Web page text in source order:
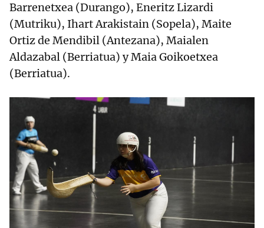
Barrenetxea (Durango), Eneritz Lizardi
(Mutriku), Ihart Arakistain (Sopela), Maite
Ortiz de Mendibil (Antezana), Maialen
Aldazabal (Berriatua) y Maia Goikoetxea
(Berriatua).